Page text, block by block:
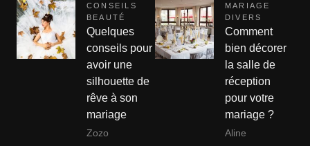
CONSEILS
BEAUTÉ
Quelques
conseils pour
avoir une
silhouette de
rêve à son
mariage
Zozo
MARIAGE
DIVERS
Comment
bien décorer
la salle de
réception
pour votre
mariage ?
Aline